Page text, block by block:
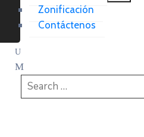
Zonificación
Contáctenos